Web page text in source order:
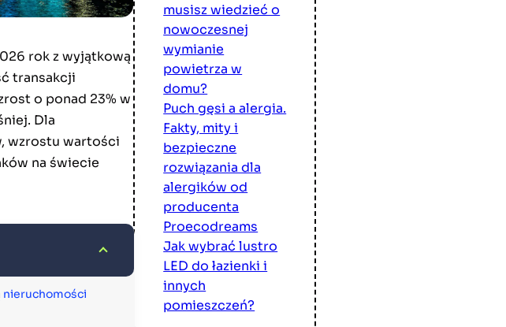
rok z wyjątkową
transakcji
o ponad 23% w
Dla
wzrostu wartości
na świecie
nieruchomości
musisz wiedzieć o
nowoczesnej
wymianie
powietrza w
domu?
Puch gęsi a alergia.
Fakty, mity i
bezpieczne
rozwiązania dla
alergików od
producenta
Proecodreams
Jak wybrać lustro
LED do łazienki i
innych
pomieszczeń?